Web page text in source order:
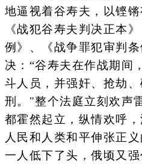
地逼视着谷寿夫，以铿
《战犯谷寿夫判决正本
例》、《战争罪犯审判
决：“谷寿夫在作战期间
斗人员，并强奸、抢劫
刑。"整个法庭立刻欢声
都霍然起立，纵情欢呼
人民和人类和平伸张正
一人低下了头，俄顷又